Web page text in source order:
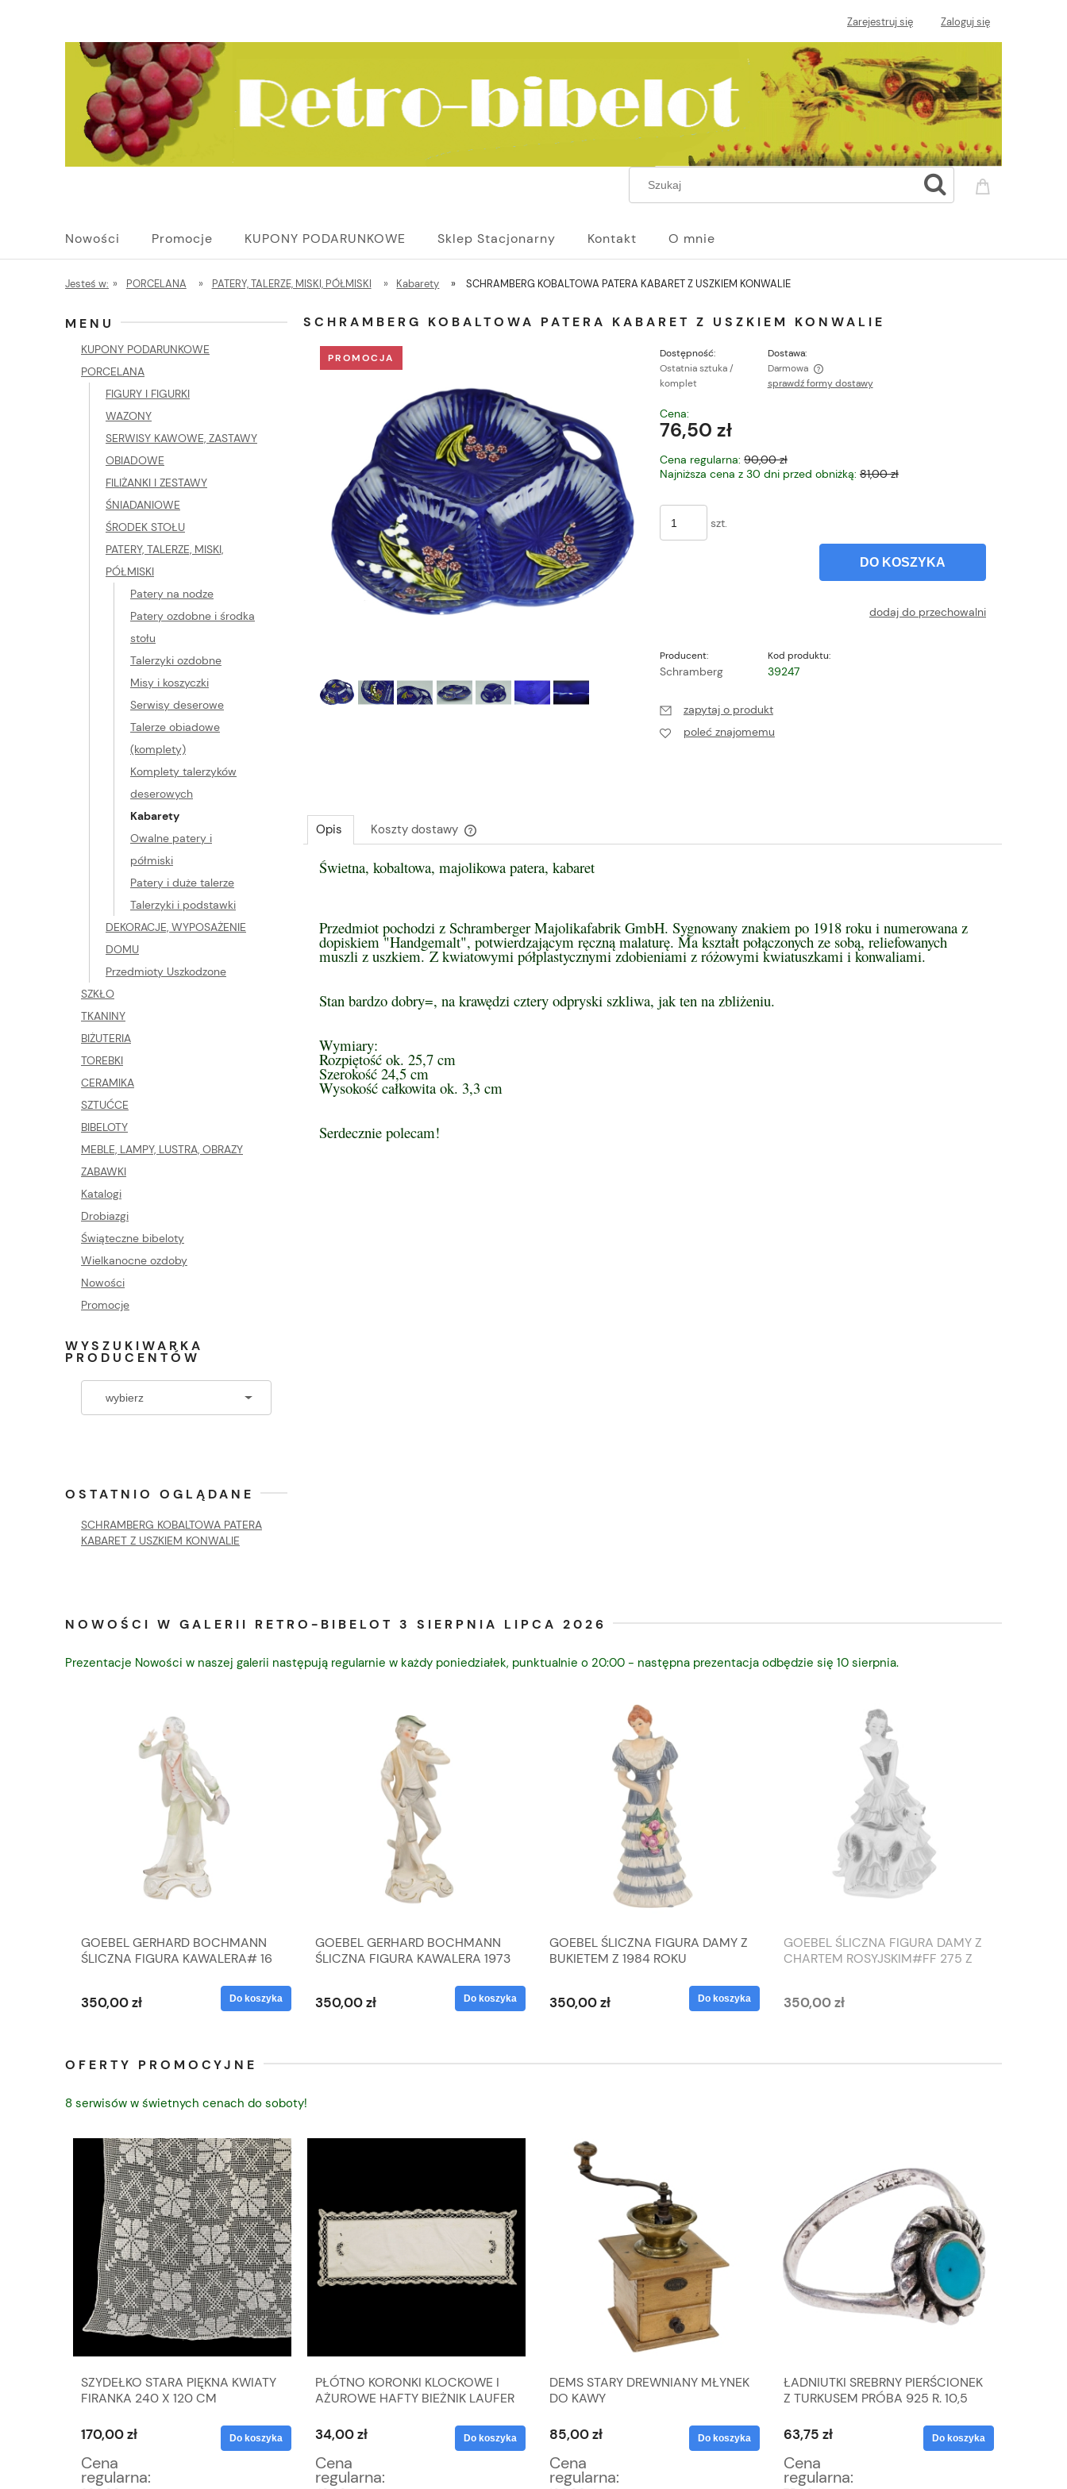
Zarejestruj się Zaloguj się
Nowości Promocje KUPONY PODARUNKOWE Sklep Stacjonarny Kontakt O mnie
Jesteś w: » PORCELANA » PATERY, TALERZE, MISKI, PÓŁMISKI » Kabarety » SCHRAMBERG KOBALTOWA PATERA KABARET Z USZKIEM KONWALIE
MENU
KUPONY PODARUNKOWE
PORCELANA
FIGURY I FIGURKI
WAZONY
SERWISY KAWOWE, ZASTAWY
OBIADOWE
FILIŻANKI I ZESTAWY
ŚNIADANIOWE
ŚRODEK STOŁU
PATERY, TALERZE, MISKI,
PÓŁMISKI
Patery na nodze
Patery ozdobne i środka
stołu
Talerzyki ozdobne
Misy i koszyczki
Serwisy deserowe
Talerze obiadowe
(komplety)
Komplety talerzyków
deserowych
Kabarety
Owalne patery i
półmiski
Patery i duże talerze
Talerzyki i podstawki
DEKORACJE, WYPOSAŻENIE
DOMU
Przedmioty Uszkodzone
SZKŁO
TKANINY
BIŻUTERIA
TOREBKI
CERAMIKA
SZTUĆCE
BIBELOTY
MEBLE, LAMPY, LUSTRA, OBRAZY
ZABAWKI
Katalogi
Drobiazgi
Świąteczne bibeloty
Wielkanocne ozdoby
Nowości
Promocje
WYSZUKIWARKA
PRODUCENTÓW
OSTATNIO OGLĄDANE
SCHRAMBERG KOBALTOWA PATERA
KABARET Z USZKIEM KONWALIE
SCHRAMBERG KOBALTOWA PATERA KABARET Z USZKIEM KONWALIE
PROMOCJA
Dostępność:
Ostatnia sztuka /
komplet
Dostawa:
Darmowa
sprawdź formy dostawy
Cena:
76,50 zł
Cena regularna: 90,00 zł
Najniższa cena z 30 dni przed obniżką: 81,00 zł
szt.
DO KOSZYKA
dodaj do przechowalni
Producent:
Schramberg
Kod produktu:
39247
zapytaj o produkt
poleć znajomemu
Opis Koszty dostawy
Cena nie zawiera ewentualnych kosztów
Świetna, kobaltowa, majolikowa patera, kabaret
Przedmiot pochodzi z Schramberger Majolikafabrik GmbH. Sygnowany znakiem po 1918 roku i numerowana z
dopiskiem "Handgemalt", potwierdzającym ręczną malaturę. Ma kształt połączonych ze sobą, reliefowanych
muszli z uszkiem.Z kwiatowymi półplastycznymi zdobieniami z różowymi kwiatuszkami i konwaliami.
Stan bardzo dobry=, na krawędzi cztery odpryski szkliwa, jak ten na zbliżeniu.
Wymiary:
Rozpiętość ok. 25,7 cm
Szerokość 24,5 cm
Wysokość całkowita ok. 3,3 cm
Serdecznie polecam!
NOWOŚCI W GALERII RETRO-BIBELOT 3 SIERPNIA LIPCA 2026
Prezentacje Nowości w naszej galerii następują regularnie w każdy poniedziałek, punktualnie o 20:00 - następna prezentacja odbędzie się 10 sierpnia.
GOEBEL GERHARD BOCHMANN
ŚLICZNA FIGURA KAWALERA# 16
350,00 zł Do koszyka
GOEBEL GERHARD BOCHMANN
ŚLICZNA FIGURA KAWALERA 1973
350,00 zł Do koszyka
GOEBEL ŚLICZNA FIGURA DAMY Z
BUKIETEM Z 1984 ROKU
350,00 zł Do koszyka
GOEBEL ŚLICZNA FIGURA DAMY Z
CHARTEM ROSYJSKIM#FF 275 Z
350,00 zł
OFERTY PROMOCYJNE
8 serwisów w świetnych cenach do soboty!
SZYDEŁKO STARA PIĘKNA KWIATY
FIRANKA 240 X 120 CM
170,00 zł
Cena
regularna:
Do koszyka
PŁÓTNO KORONKI KLOCKOWE I
AŻUROWE HAFTY BIEŻNIK LAUFER
34,00 zł
Cena
regularna:
Do koszyka
DEMS STARY DREWNIANY MŁYNEK
DO KAWY
85,00 zł
Cena
regularna:
Do koszyka
ŁADNIUTKI SREBRNY PIERŚCIONEK
Z TURKUSEM PRÓBA 925 R. 10,5
63,75 zł
Cena
regularna:
Do koszyka